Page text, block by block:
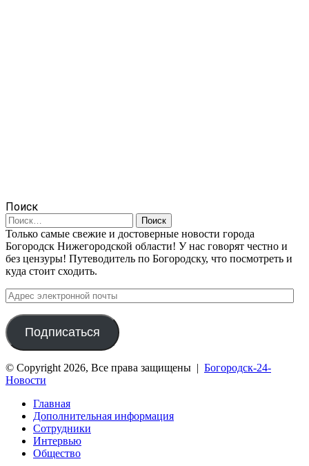
Поиск
Найти:
Только самые свежие и достоверные новости города
Богородск Нижегородской области! У нас говорят честно и
без цензуры! Путеводитель по Богородску, что посмотреть и
куда стоит сходить.
Адрес
электронной
почты
Подписаться
© Copyright 2026, Все права защищены | Богородск-24-
Новости
Главная
Дополнительная информация
Сотрудники
Интервью
Общество